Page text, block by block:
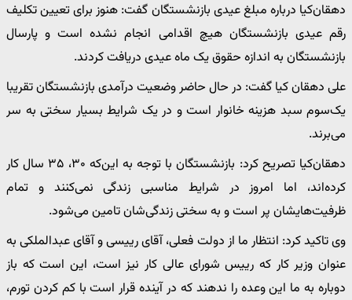
دهقان‌کیا درباره مبلغ عیدی بازنشستگان گفت: هنوز برای تعیین تکلیف
رقم عیدی بازنشستگان هیچ اقدامی انجام نشده است و پارسال
بازنشستگان به اندازه حقوق یک ماه عیدی دریافت کردند.
علی دهقان کیا گفت: در حال حاضر وضعیت درآمدی بازنشستگان تقریبا
یک‌سوم سبد هزینه خانوار است و در یک شرایط بسیار سختی به سر
می‌برند.
دهقان‌کیا تصریح کرد: بازنشستگان با توجه به این‌که ۳۰، ۳۵ سال کار
کرده‌اند، اما امروز در شرایط مناسبی زندگی نمی‌کنند و تمام
ظرفیت‌هایشان پر است و به سختی زندگی‌شان تامین می‌شود.
وی تاکید کرد: انتظار ما از دولت فعلی، آقای رییسی و آقای عبدالملکی به
عنوان وزیر کار که رییس شورای عالی کار نیز است، این است که باز
دوباره به ما این وعده را ندهند که در آینده قرار است با کم کردن تورم،